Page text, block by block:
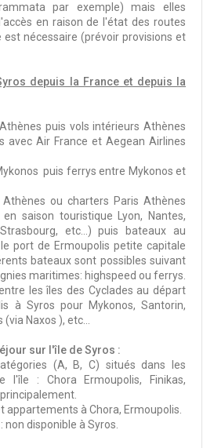
par exemple) mais elles
en raison de l'état des routes
nécessaire (prévoir provisions et
depuis la France et depuis la
puis vols intérieurs Athènes
avec Air France et Aegean Airlines
puis ferrys entre Mykonos et
ou charters Paris Athènes
saison touristique Lyon, Nantes,
etc...) puis bateaux au
port de Ermoupolis petite capitale
bateaux sont possibles suivant
maritimes: highspeed ou ferrys.
les îles des Cyclades au départ
à Syros pour Mykonos, Santorin,
Naxos ), etc...
sur l'île de Syros :
(A, B, C) situés dans les
l'île : Chora Ermoupolis, Finikas,
appartements à Chora, Ermoupolis.
non disponible à Syros.